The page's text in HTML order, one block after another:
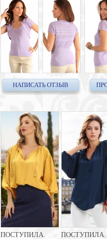
НАПИСАТЬ ОТЗЫВ
ПОСТУПИЛА.
ПОСТУПИЛА.